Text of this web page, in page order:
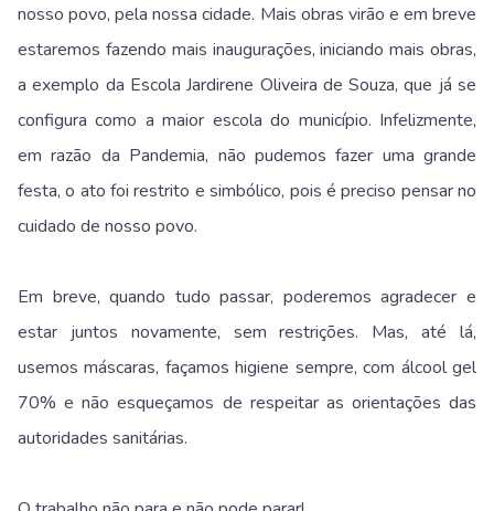
nosso povo, pela nossa cidade. Mais obras virão e em breve
estaremos fazendo mais inaugurações, iniciando mais obras,
a exemplo da Escola Jardirene Oliveira de Souza, que já se
configura como a maior escola do município. Infelizmente,
em razão da Pandemia, não pudemos fazer uma grande
festa, o ato foi restrito e simbólico, pois é preciso pensar no
cuidado de nosso povo.
Em breve, quando tudo passar, poderemos agradecer e
estar juntos novamente, sem restrições. Mas, até lá,
usemos máscaras, façamos higiene sempre, com álcool gel
70% e não esqueçamos de respeitar as orientações das
autoridades sanitárias.